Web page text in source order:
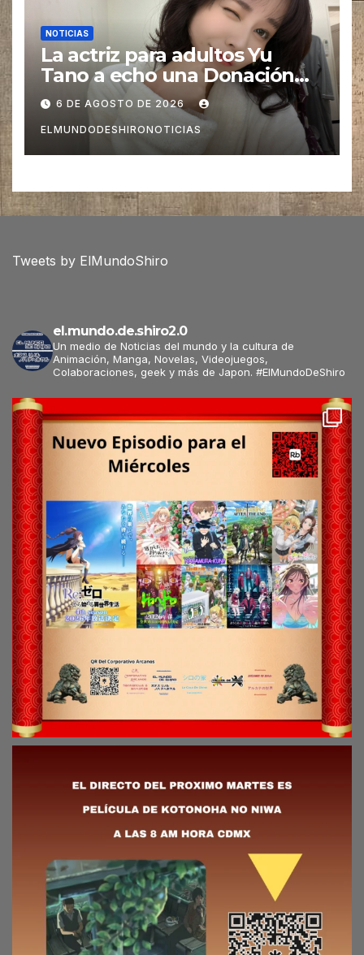
NOTICIAS
La actriz para adultos Yu
Tano a echo una Donación
para las Víctimas de Sismo
pero es Criticada
6 DE AGOSTO DE 2026
ELMUNDODESHIRONOTICIAS
Tweets by ElMundoShiro
el.mundo.de.shiro2.0
Un medio de Noticias del mundo y la cultura de
Animación, Manga, Novelas, Videojuegos,
Colaboraciones, geek y más de Japon. #ElMundoDeShiro